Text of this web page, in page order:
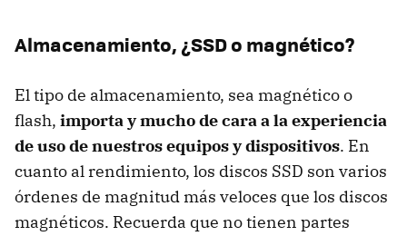
Almacenamiento, ¿SSD o magnético?
El tipo de almacenamiento, sea magnético o
flash, importa y mucho de cara a la experiencia
de uso de nuestros equipos y dispositivos. En
cuanto al rendimiento, los discos SSD son varios
órdenes de magnitud más veloces que los discos
magnéticos. Recuerda que no tienen partes